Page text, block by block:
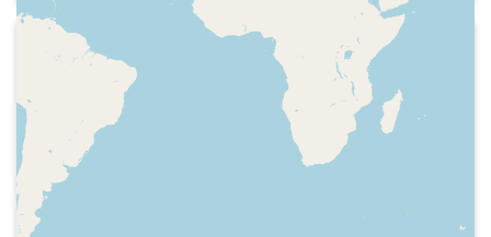
Ràdio Girona 2 - Ara Girona (Ràdio
Indicatiu del programa, hora, secció "Els
llibres" amb una entrevista a la